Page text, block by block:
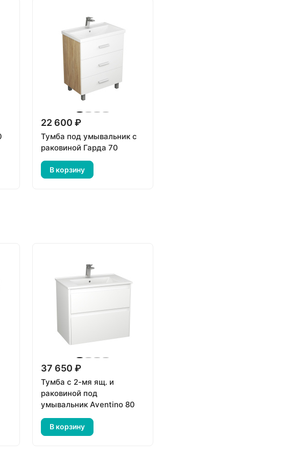
22 600 ₽
Тумба под умывальник с
раковиной Гарда 70
В корзину
37 650 ₽
Тумба с 2-мя ящ. и
раковиной под
умывальник Aventino 80
В корзину